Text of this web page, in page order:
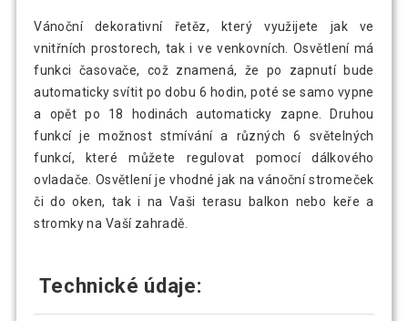
Vánoční dekorativní řetěz, který využijete jak ve
vnitřních prostorech, tak i ve venkovních. Osvětlení má
funkci časovače, což znamená, že po zapnutí bude
automaticky svítit po dobu 6 hodin, poté se samo vypne
a opět po 18 hodinách automaticky zapne. Druhou
funkcí je možnost stmívání a různých 6 světelných
funkcí, které můžete regulovat pomocí dálkového
ovladače. Osvětlení je vhodné jak na vánoční stromeček
či do oken, tak i na Vaši terasu balkon nebo keře a
stromky na Vaší zahradě.
Technické údaje: